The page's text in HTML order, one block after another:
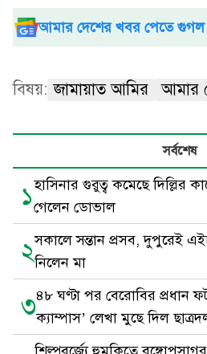
আমার দেশের খবর পেতে
বিষয়: জামায়াত আমির আমার
সর্বশেষ
১হাসিনার গুরুত্ব কমেছে দিল্লির
গেলেন ডোভাল
২সকালে সন্তান প্রসব, দুপুরেই
নিলেন মা
৩৪৮ ঘণ্টা পর বেরোবির প্রধান
ক্যাম্পাস’ লেখা মুছে দিল